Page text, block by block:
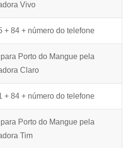
Vivo
+ 84 + número do telefone
Porto do Mangue pela
Claro
+ 84 + número do telefone
Porto do Mangue pela
Tim